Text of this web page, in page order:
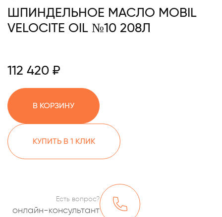
ШПИНДЕЛЬНОЕ МАСЛО MOBIL
VELOCITE OIL №10 208Л
112 420 ₽
В КОРЗИНУ
КУПИТЬ В 1 КЛИК
Есть вопрос?
онлайн-консультант